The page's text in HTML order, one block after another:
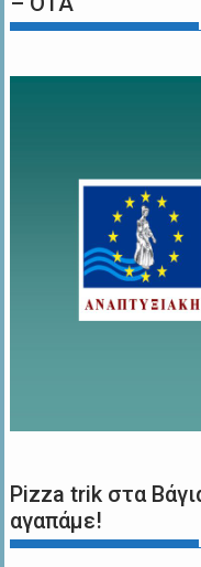
Pizza trik στα
αγαπάμε!